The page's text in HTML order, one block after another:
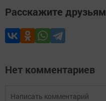
Расскажите друзьям
Нет комментариев